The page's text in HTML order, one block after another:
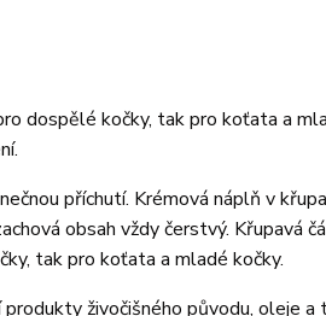
dospělé kočky, tak pro koťata a
příchutí. Krémová náplň v
obsah vždy čerstvý. Křupavá
tak pro koťata a mladé kočky.
živočišného původu, oleje a